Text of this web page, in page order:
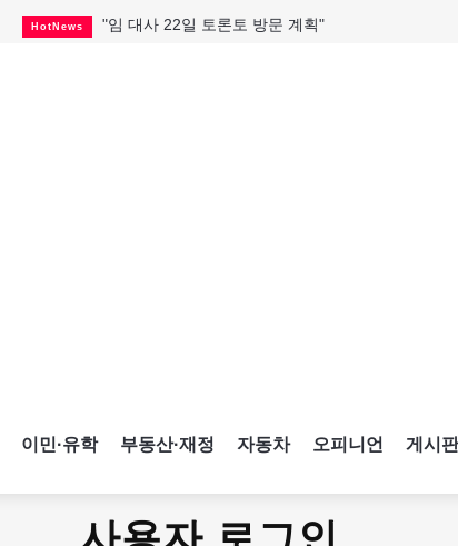
HotNews "임 대사 22일 토론토 방문 계획"
이민·유학 부동산·재정 자동차 오피니언 게시판